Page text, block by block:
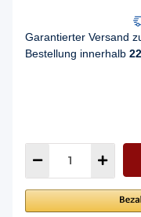
Garantierter Versand
Bestellung innerhalb